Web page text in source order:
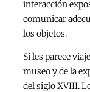
interacción
comunicar
los objetos.
Si les parece
museo y de la
del siglo XVIII.